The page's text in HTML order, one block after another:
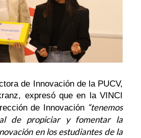
de Innovación de la PUCV,
expresó que en la VINCI
de Innovación “tenemos
de propiciar y fomentar la
en los estudiantes de la